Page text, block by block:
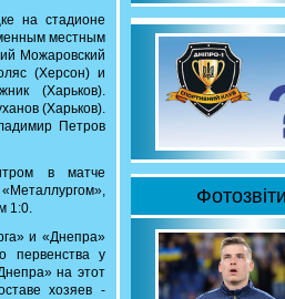
на стадионе
местным
Можаровский
(Херсон) и
(Харьков).
(Харьков).
Петров
в матче
1:0.
и «Днепра»
первенства у
на этот
хозяев -
Фотозвіти